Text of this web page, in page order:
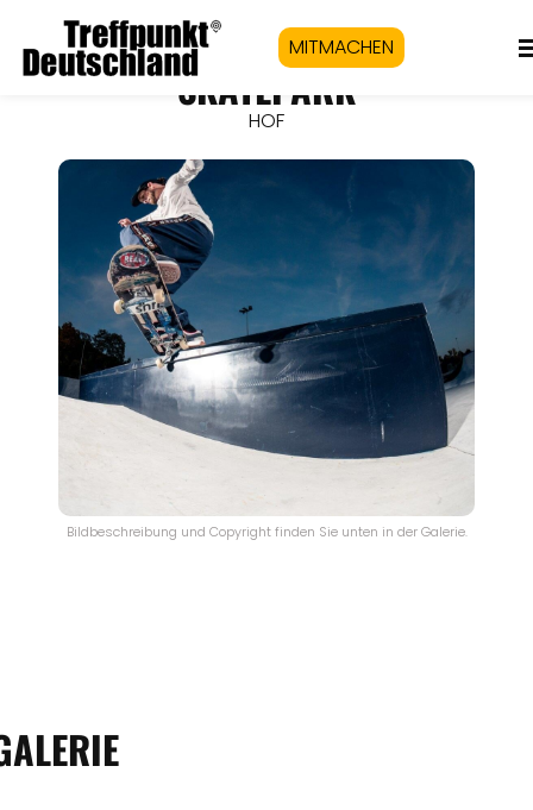
MITMACHEN
SKATEPARK
HOF
Bildbeschreibung und Copyright finden Sie unten in der Galerie.